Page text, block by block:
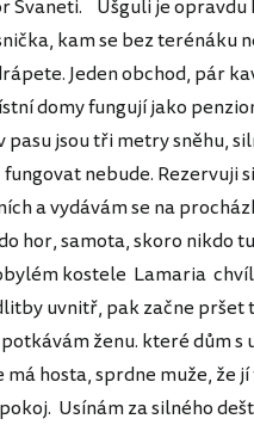
Svaneti. Ušguli je opravdu
kam se bez terénáku
Jeden obchod, pár
domy fungují jako
pasu jsou tři metry sněhu,
nebude. Rezervuji
a vydávám se na
hor, samota, skoro nikdo
kostele Lamaria
uvnitř, pak začne pršet
ženu. které dům s
má hosta, sprdne muže, že
Usínám za silného